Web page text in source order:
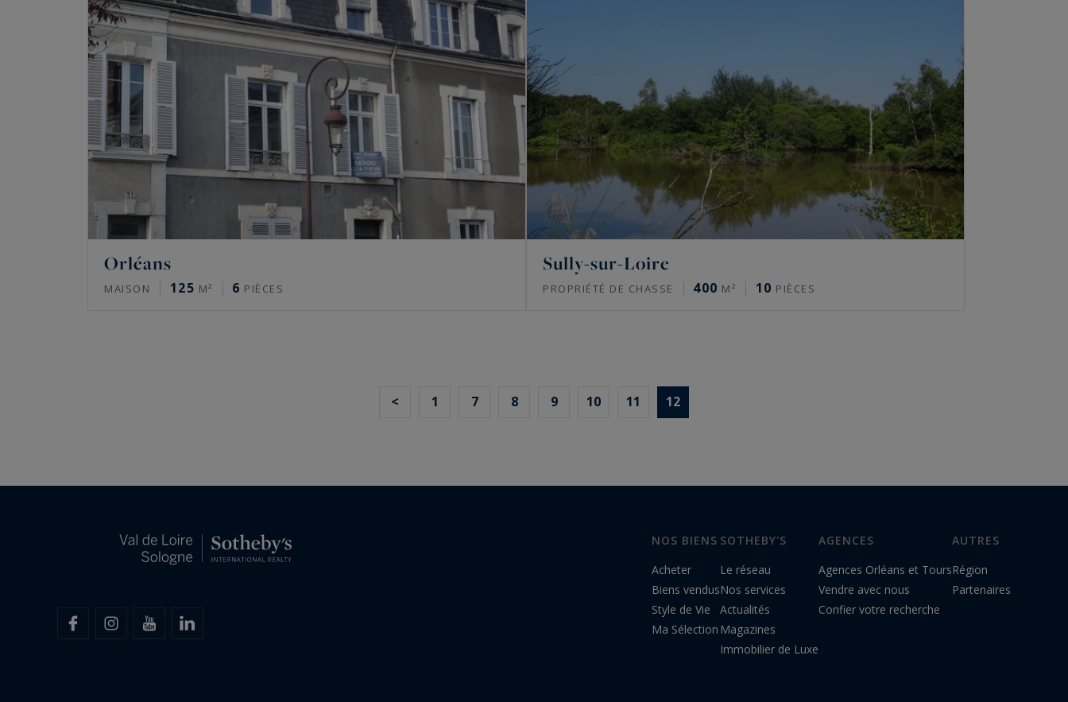
Orléans
MAISON 125 M² 6 PIÈCES
Sully-sur-Loire
PROPRIÉTÉ DE CHASSE 400 M² 10 PIÈCES
< 1 7 8 9 10 11 12
NOS BIENS
Acheter
Biens vendus
Style de Vie
Ma Sélection
SOTHEBY'S
Le réseau
Nos services
Actualités
Magazines
Immobilier de Luxe
AGENCES
Agences Orléans et Tours
Vendre avec nous
Confier votre recherche
AUTRES
Région
Partenaires